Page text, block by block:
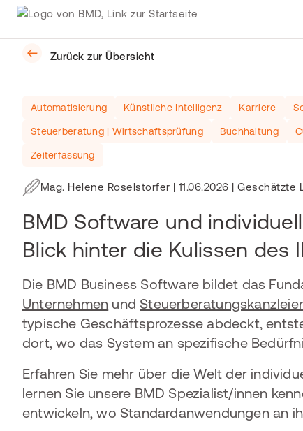
Zurück zur Übersicht
Automatisierung Künstliche Intelligenz Karriere
Steuerberatung | Wirtschaftsprüfung Buchhaltung
Zeiterfassung
Mag. Helene Roselstorfer | 11.06.2026 | Geschätzte
BMD Software und
Blick hinter die Kulissen des
Die BMD Business Software bildet das
Unternehmen und
typische Geschäftsprozesse abdeckt,
dort, wo das System an spezifische
Erfahren Sie mehr über die Welt der
lernen Sie unsere BMD Spezialist/innen
entwickeln, wo Standardanwendungen an